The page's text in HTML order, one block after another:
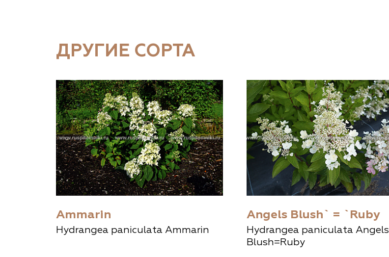
ДРУГИЕ СОРТА
Ammarin
Hydrangea paniculata Ammarin
Angels Blush` = `Ruby
Hydrangea paniculata Angels
Blush=Ruby